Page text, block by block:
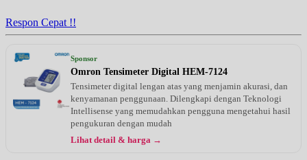
Respon Cepat !!
Sponsor
Omron Tensimeter Digital HEM-7124
Tensimeter digital lengan atas yang menjamin akurasi, dan
kenyamanan penggunaan. Dilengkapi dengan Teknologi
Intellisense yang memudahkan pengguna mengetahui hasil
pengukuran dengan mudah
Lihat detail & harga →